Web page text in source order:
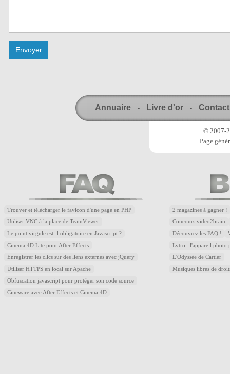
Annuaire - Livre d'or - Contact
© 2007-
Page
Trouver et télécharger le favicon d'une page en PHP
Utiliser VNC à la place de TeamViewer
Le point virgule est-il obligatoire en Javascript ?
Cinema 4D Lite pour After Effects
Enregistrer les clics sur des liens externes avec jQuery
Utiliser HTTPS en local sur Apache
Obfuscation javascript pour protéger son code source
Cineware avec After Effects et Cinema 4D
2 magazines à gagner !
Concours video2brain
Découvrez les FAQ !
Lytro : l'appareil photo
L'Odyssée de Cartier
Musiques libres de